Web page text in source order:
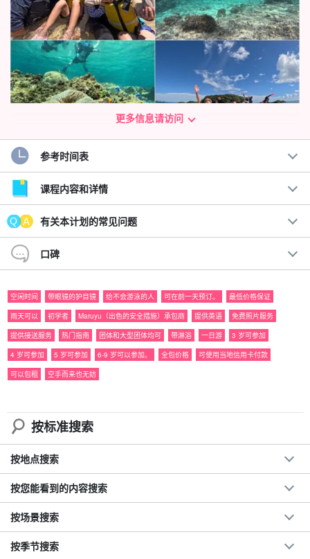
就像一个天然水族馆 ☆ 浮潜之旅
水下世界恍如隔世！体验大人和孩子都乐于沉浸其中的浮潜体验！
100 多种色彩斑斓的热带物种邀请您进入它们的神秘世界。
更多信息请访问
参考时间表
课程内容和详情
有关本计划的常见问题
口碑
空闲时间 带眼镜的护目镜 给不会游泳的人 可在前一天预订。
最低价格保证
雨天可以
初学者 Maruyu（出色的安全措施）承包商 提供英语
免费照片服务
提供接送服务
热门指南 团体和大型团体均可 带淋浴 一日游
3 岁可参加
4 岁可参加
5 岁可参加 6-9 岁可以参加。 全包价格
可使用当地信用卡付款
可以包租
空手而来也无妨
按标准搜索
按地点搜索
按您能看到的内容搜索
按场景搜索
按季节搜索